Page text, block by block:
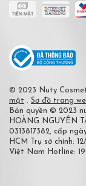
© 2023 Nuty
mật . Sơ đồ trang
Bản quyền © 2023
HOÀNG NGUYÊN
0313817382, cấp
HCM
Trụ sở chính:
Việt Nam Hotline: